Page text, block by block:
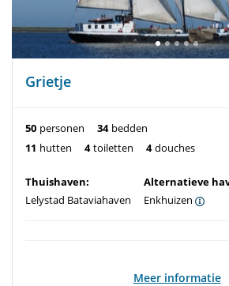
Grietje
50 personen 34 bedden
11 hutten 4 toiletten 4 douches
Thuishaven:
Lelystad Bataviahaven
Alternatieve
Enkhuizen
Meer informatie